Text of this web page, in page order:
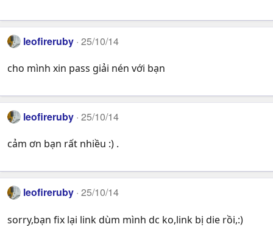
leofireruby 25/10/14
cho mình xin pass giải nén với bạn
leofireruby 25/10/14
cảm ơn bạn rất nhiều :) .
leofireruby 25/10/14
sorry,bạn fix lại link dùm mình dc ko,link bị die rồi,:)